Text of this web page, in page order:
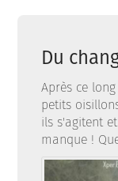
Du
Après ce
petits
ils s'agitent
manque !